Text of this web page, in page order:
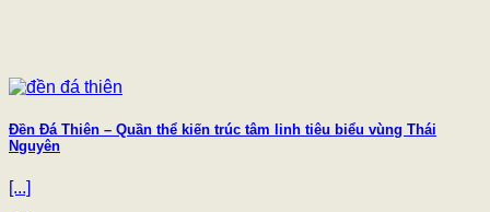
Đền Đá Thiên – Quần thể kiến trúc tâm linh tiêu biểu vùng Thái
Nguyên
[...]